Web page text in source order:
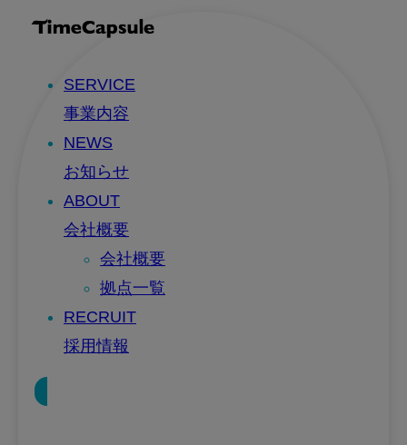
SERVICE
事業内容
NEWS
お知らせ
ABOUT
会社概要
会社概要
拠点一覧
RECRUIT
採用情報